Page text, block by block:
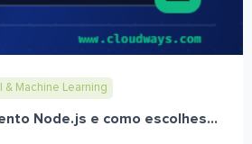
& Machine Learning
Node.js e como escolhes...